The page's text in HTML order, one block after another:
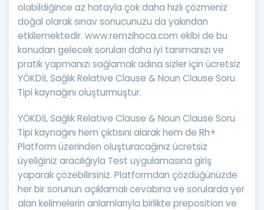
İngilizce Gramer
olabildiğince az hatayla çok daha hızlı çözmeniz
doğal olarak sınav sonucunuzu da yakından
etkilemektedir. www.remzihoca.com ekibi de bu
konudan gelecek soruları daha iyi tanımanızı ve
pratik yapmanızı sağlamak adına sizler için ücretsiz
YÖKDİL Sağlık Relative Clause & Noun Clause Soru
Tipi kaynağını oluşturmuştur.
YÖKDİL Sağlık Relative Clause & Noun Clause Soru
Tipi kaynağını hem çıktısını alarak hem de Rh+
Platform üzerinden oluşturacağınız ücretsiz
üyeliğiniz aracılığıyla Test uygulamasına giriş
yaparak çözebilirsiniz. Platformdan çözdüğünüzde
her bir sorunun açıklamalı cevabına ve sorularda yer
alan kelimelerin anlamlarıyla birlikte preposition ve